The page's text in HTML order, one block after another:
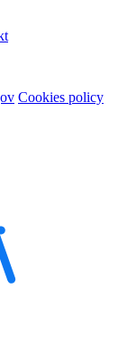
Cookies policy